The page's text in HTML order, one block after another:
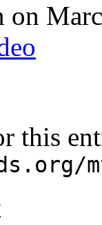
on
this